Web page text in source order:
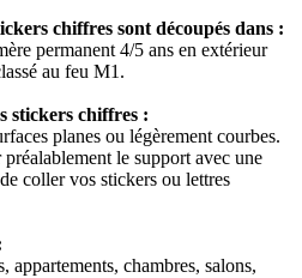
chiffres sont découpés dans :
permanent 4/5 ans en extérieur
au feu M1.
stickers chiffres :
planes ou légèrement courbes.
le support avec une
coller vos stickers ou lettres
appartements, chambres, salons,